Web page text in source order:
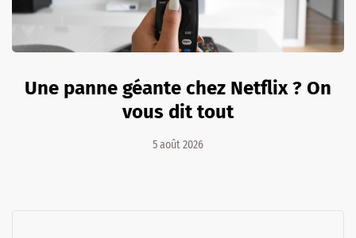
Une panne géante chez Netflix ? On
vous dit tout
5 août 2026